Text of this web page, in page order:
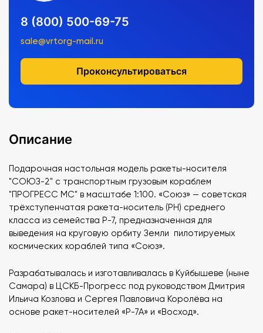
8 (800) 500-69-75
sale@vrtorg-mail.ru
Проконсультироваться
Описание
Подарочная настольная модель ракеты-носителя
"СОЮЗ-2" с транспортным грузовым кораблем
"ПРОГРЕСС МС" в масштабе 1:100. «Союз» — советская
трёхступенчатая ракета-носитель (РН) среднего
класса из семейства Р-7, предназначенная для
выведения на круговую орбиту Земли пилотируемых
космических кораблей типа «Союз».
Разрабатывалась и изготавливалась в Куйбышеве (ныне
Самара) в ЦСКБ-Прогресс под руководством Дмитрия
Ильича Козлова и Сергея Павловича Королёва на
основе ракет-носителей «Р-7А» и «Восход».